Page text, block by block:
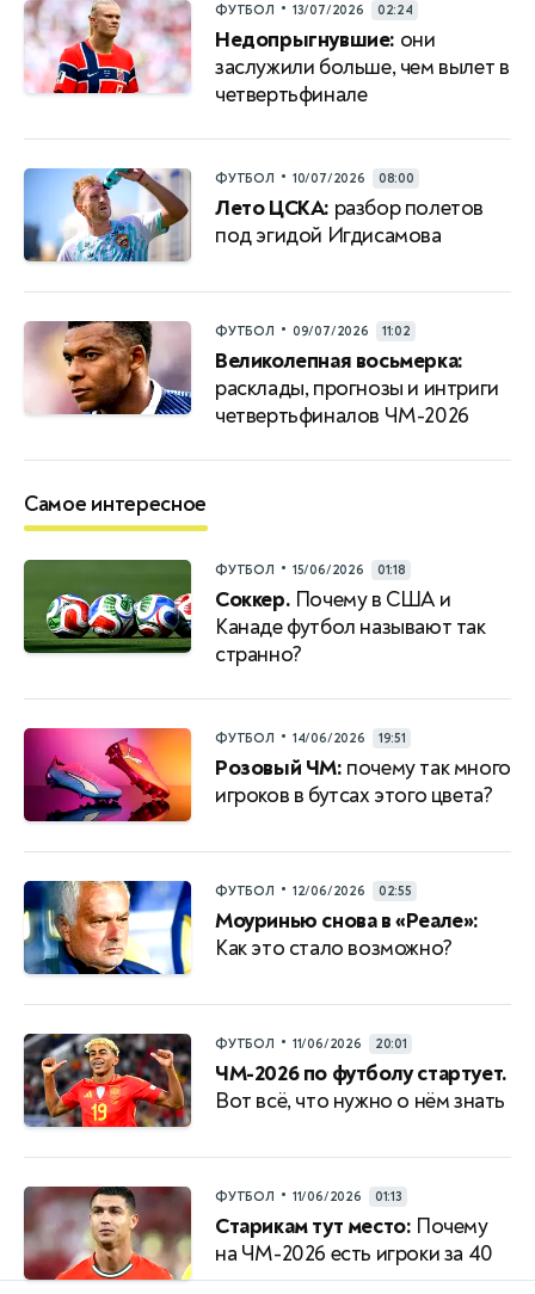
ФУТБОЛ • 13/07/2026 02:24
Недопрыгнувшие: они
заслужили больше, чем вылет в
четвертьфинале
ФУТБОЛ • 10/07/2026 08:00
Лето ЦСКА: разбор полетов
под эгидой Игдисамова
ФУТБОЛ • 09/07/2026 11:02
Великолепная восьмерка:
расклады, прогнозы и интриги
четвертьфиналов ЧМ-2026
Самое интересное
ФУТБОЛ • 15/06/2026 01:18
Соккер. Почему в США и
Канаде футбол называют так
странно?
ФУТБОЛ • 14/06/2026 19:51
Розовый ЧМ: почему так много
игроков в бутсах этого цвета?
ФУТБОЛ • 12/06/2026 02:55
Моуринью снова в «Реале»:
Как это стало возможно?
ФУТБОЛ • 11/06/2026 20:01
ЧМ-2026 по футболу стартует.
Вот всё, что нужно о нём знать
ФУТБОЛ • 11/06/2026 01:13
Старикам тут место: Почему
на ЧМ-2026 есть игроки за 40